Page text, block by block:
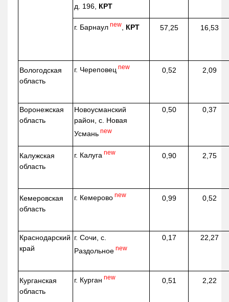
д. 196, КРТ
г. Барнаул new, КРТ 57,25 16,53
Вологодская
область
г. Череповец new 0,52 2,09
Воронежская
область
Новоусманский
район, с. Новая
Усмань new
0,50 0,37
Калужская
область
г. Калуга new 0,90 2,75
Кемеровская
область
г. Кемерово new 0,99 0,52
Краснодарский
край
г. Сочи, с.
Раздольное new
0,17 22,27
Курганская
область
г. Курган new 0,51 2,22